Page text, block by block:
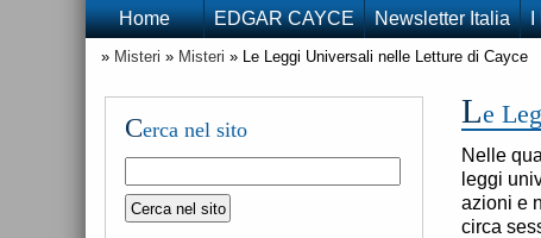
Home EDGAR CAYCE Newsletter Italia I
» Misteri » Misteri » Le Leggi Universali nelle Letture di Cayce
Le
Nelle
leggi
azioni e
circa
Cerca nel sito